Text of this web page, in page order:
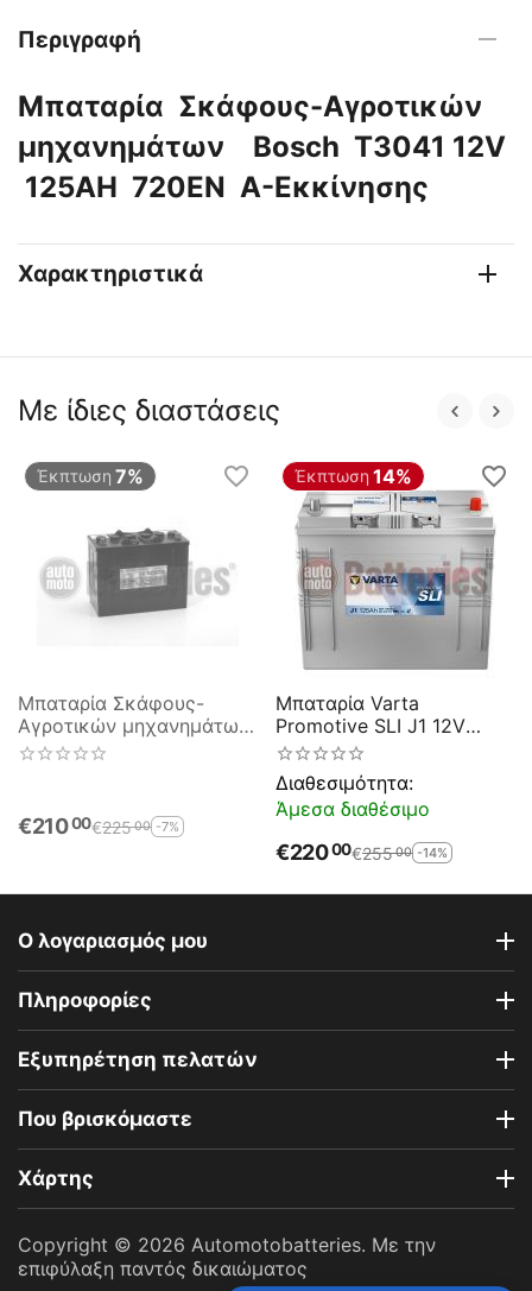
Περιγραφή
Μπαταρία Σκάφους-Αγροτικών
μηχανημάτων Bosch T3041 12V
125AH 720EN Α-Εκκίνησης
Χαρακτηριστικά
Με ίδιες διαστάσεις
Έκπτωση 7%
Μπαταρία Σκάφους-
Αγροτικών μηχανημάτων
Bosch T3040 12V 125AH
€21000€22500 -7%
Έκπτωση 14%
Μπαταρία Varta
Promotive SLI J1 12V
Capacity 20hr 125
(Ah):EN (Amps): 720EN A
Εκκίνησης
Διαθεσιμότητα:
Άμεσα διαθέσιμο
€22000€25500 -14%
Ο λογαριασμός μου
Πληροφορίες
Εξυπηρέτηση πελατών
Που βρισκόμαστε
Χάρτης
Copyright © 2026 Automotobatteries. Με την
επιφύλαξη παντός δικαιώματος